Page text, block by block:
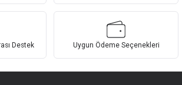
alternatifler olmalı.
Destek Uygun Ödeme Seçenekleri